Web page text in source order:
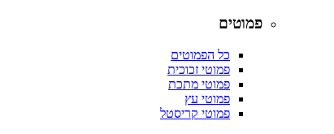
פמוטים
כל הפמוטים
פמוטי זכוכית
פמוטי מתכת
פמוטי עץ
פמוטי קריסטל